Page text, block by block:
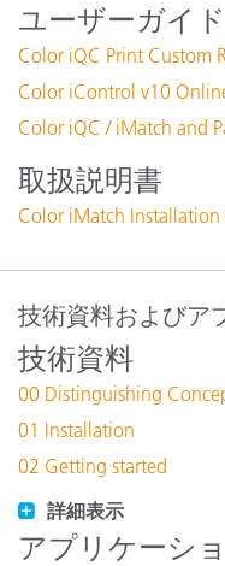
ユーザーガイド
Color iQC Print Custom
Color iControl v10
Color iQC / iMatch and
取扱説明書
Color iMatch
技術資料およびア
技術資料
00 Distinguishing
01 Installation
02 Getting started
詳細表示
アプリケーシ